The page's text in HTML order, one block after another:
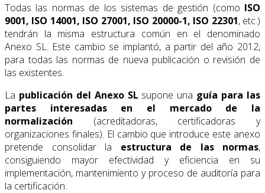
Todas las normas de los sistemas de gestión (como ISO
9001, ISO 14001, ISO 27001, ISO 20000-1, ISO 22301, etc.)
tendrán la misma estructura común en el denominado
Anexo SL. Este cambio se implantó, a partir del año 2012,
para todas las normas de nueva publicación o revisión de
las existentes.
La publicación del Anexo SL supone una guía para las
partes interesadas en el mercado de la
normalización (acreditadoras, certificadoras y
organizaciones finales). El cambio que introduce este anexo
pretende consolidar la estructura de las normas,
consiguiendo mayor efectividad y eficiencia en su
implementación, mantenimiento y proceso de auditoría para
la certificación.